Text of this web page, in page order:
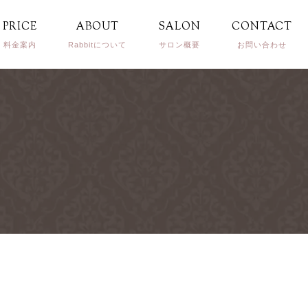
PRICE ABOUT SALON CONTACT